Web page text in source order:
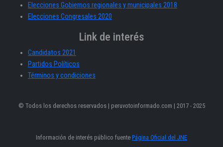
Elecciones Gobiernos regionales y municipales 2018
Elecciones Congresales 2020
Link de interés
Candidatos 2021
Partidos Políticos
Términos y condiciones
© Todos los derechos reservados | peruvotoinformado.com | 2017 - 2025
Información de interés público fuente Página Oficial del JNE